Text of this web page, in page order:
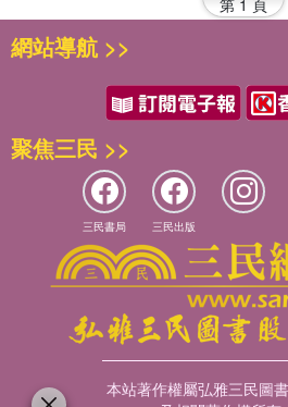
第 1 頁
網站導航 >>
聚焦三民 >>
三民書局 三民出版
本站著作權屬弘雅三民圖